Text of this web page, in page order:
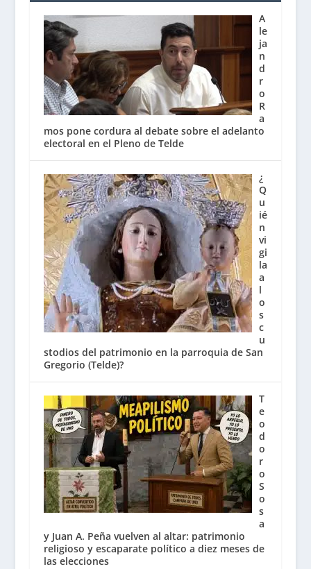
A
le
ja
n
d
r
o
R
a
mos pone cordura al debate sobre el adelanto
electoral en el Pleno de Telde
¿
Q
u
ié
n
vi
gi
la
a
l
o
s
c
u
stodios del patrimonio en la parroquia de San
Gregorio (Telde)?
T
e
o
d
o
r
o
S
o
s
a
y Juan A. Peña vuelven al altar: patrimonio
religioso y escaparate político a diez meses de
las elecciones